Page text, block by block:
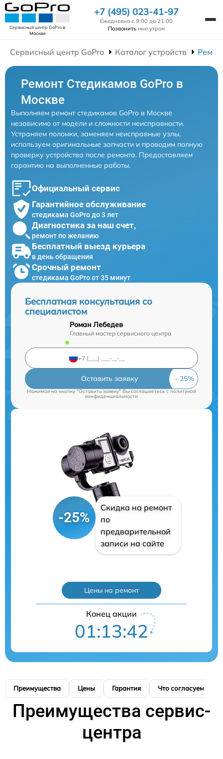
Сервисный центр GoProв
Москве
+7 (495) 023-41-97
Ежедневно с 9:00 до 21:00
Позвонить мне утром
Сервисный центр GoPro Каталог устройств
Ремонт Стедикамов GoPro в
Москве
Выполняем ремонт стедикамов GoPro в Москве
независимо от модели и сложности неисправности.
Устраняем поломки, заменяем неисправные узлы,
используем оригинальные запчасти и проводим полную
проверку устройства после ремонта. Предоставляем
гарантию на выполненные работы.
Официальный сервис
Гарантийное обслуживание
стедикама GoPro до 3 лет
Диагностика за наш счет,
ремонт по желанию
Бесплатный выезд курьера
в день обращения
Срочный ремонт
стедикама GoPro от 35 минут
Бесплатная консультация со
специалистом
Роман Лебедев
Главный мастер сервисного центра
Оставить заявку
Нажимая на кнопку "Оставить заявку" Вы соглашаетесь c политикой
конфиденциальности
-25%
Скидка на ремонт
по
предварительной
записи на сайте
Цены на ремонт
Конец акции
01:13:41
Преимущества Цены Гарантия Что согласуем
Преимущества сервис-
центра